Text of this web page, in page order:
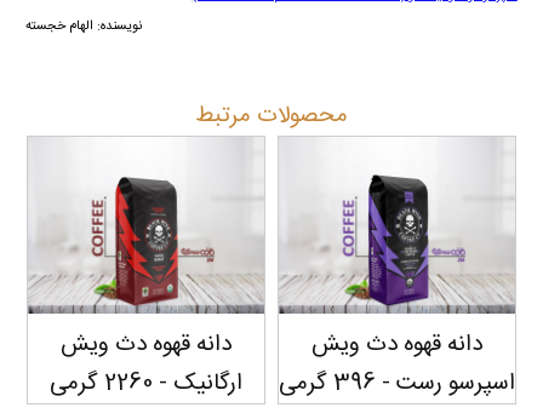
نویسنده: الهام خجسته
محصولات مرتبط
دانه قهوه دث ویش
اسپرسو رست - 396 گرمی
دانه قهوه دث ویش
ارگانیک - 2260 گرمی